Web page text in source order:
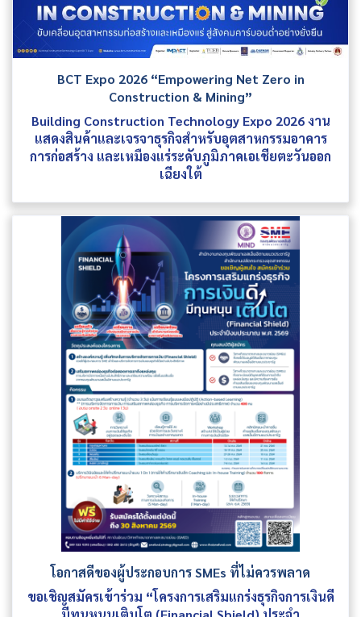
BCT Expo 2026 “Empowering Net Zero in
Construction & Mining”
Building Construction Technology Expo 2026 งาน
แสดงสินค้าและเจรจาธุรกิจสำหรับอุตสาหกรรมอาคาร
การก่อสร้าง และเหมืองแร่ระดับภูมิภาคเอเชียตะวันออก
เฉียงใต้
โอกาสดีของผู้ประกอบการ SMEs ที่ไม่ควรพลาด
ขอเชิญสมัครเข้าร่วม “โครงการเสริมแกร่งธุรกิจการเงินดี